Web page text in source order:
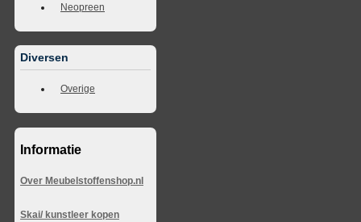
Neopreen
Diversen
Overige
Informatie
Over Meubelstoffenshop.nl
Skai/ kunstleer kopen